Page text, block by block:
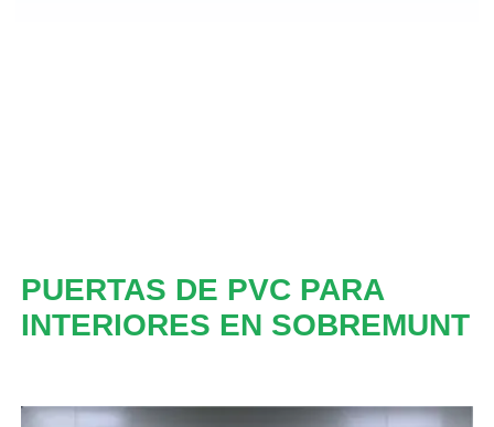
PUERTAS DE PVC PARA
INTERIORES EN SOBREMUNT